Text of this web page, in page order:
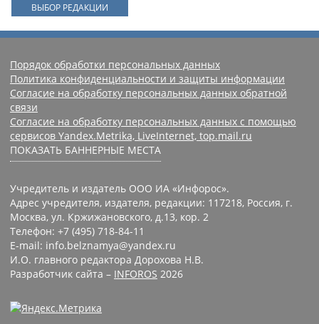
ВЫБОР РЕДАКЦИИ
Порядок обработки персональных данных
Политика конфиденциальности и защиты информации
Согласие на обработку персональных данных обратной
связи
Согласие на обработку персональных данных с помощью
сервисов Yandex.Metrika, LiveInternet, top.mail.ru
ПОКАЗАТЬ БАННЕРНЫЕ МЕСТА
Учредитель и издатель ООО ИА «Инфорос».
Адрес учредителя, издателя, редакции: 117218, Россия, г.
Москва, ул. Кржижановского, д.13, кор. 2
Телефон: +7 (495) 718-84-11
E-mail: info.belznamya@yandex.ru
И.О. главного редактора Дорохова Н.В.
Разработчик сайта – INFOROS 2026